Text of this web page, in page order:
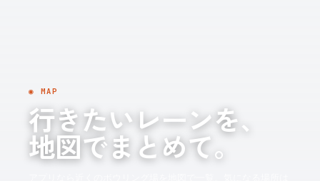
◉ MAP
行きたいレーンを、
地図でまとめて。